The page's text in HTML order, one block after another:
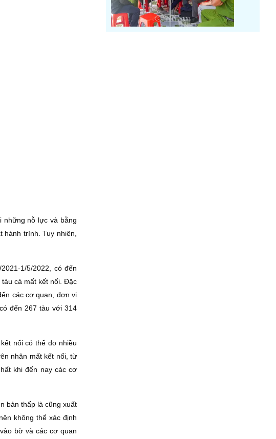
những nỗ lực và bằng
trình. Tuy nhiên,
1/5/2022, có đến
cá mất kết nối. Đặc
các cơ quan, đơn vị
đến 267 tàu với 314
nối có thể do nhiều
nhân mất kết nối, từ
khi đến nay các cơ
bản thấp là cũng xuất
không thể xác định
bờ và các cơ quan